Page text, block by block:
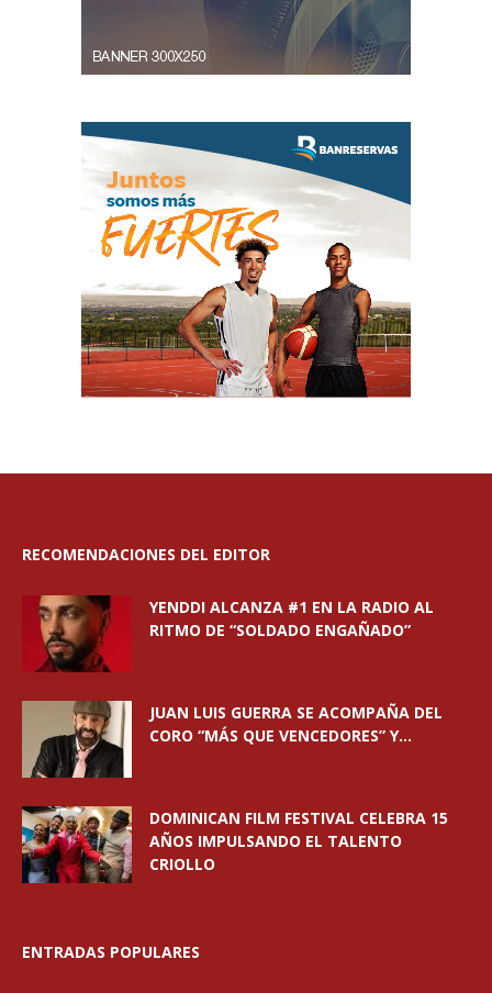
RECOMENDACIONES DEL EDITOR
YENDDI ALCANZA #1 EN LA RADIO AL
RITMO DE “SOLDADO ENGAÑADO”
JUAN LUIS GUERRA SE ACOMPAÑA DEL
CORO “MÁS QUE VENCEDORES” Y...
DOMINICAN FILM FESTIVAL CELEBRA 15
AÑOS IMPULSANDO EL TALENTO
CRIOLLO
ENTRADAS POPULARES